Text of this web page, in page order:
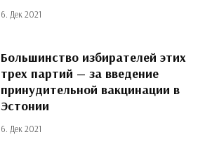
6. Дек 2021
Большинство избирателей этих
трех партий — за введение
принудительной вакцинации в
Эстонии
6. Дек 2021